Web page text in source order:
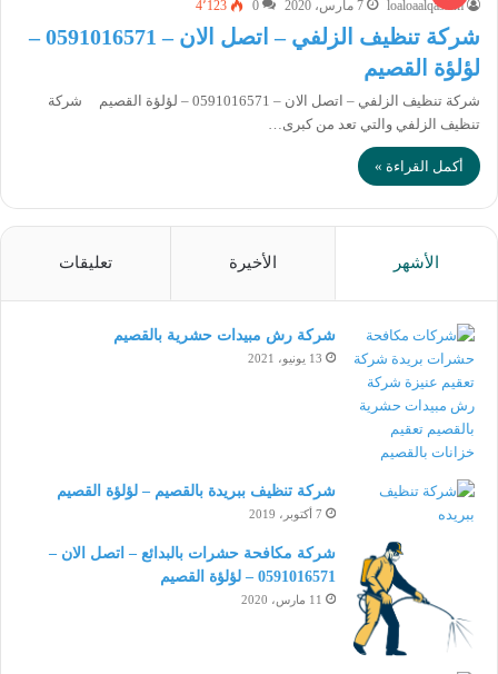
loaloaalqassim 7 مارس، 2020 0 4٬123
شركة تنظيف الزلفي – اتصل الان – 0591016571 –
لؤلؤة القصيم
شركة تنظيف الزلفي – اتصل الان – 0591016571 – لؤلؤة القصيم شركة
تنظيف الزلفي والتي تعد من كبرى…
أكمل القراءة »
الأشهر الأخيرة تعليقات
شركة رش مبيدات حشرية بالقصيم
13 يونيو، 2021
شركة تنظيف ببريدة بالقصيم – لؤلؤة القصيم
7 أكتوبر، 2019
شركة مكافحة حشرات بالبدائع – اتصل الان –
0591016571 – لؤلؤة القصيم
11 مارس، 2020